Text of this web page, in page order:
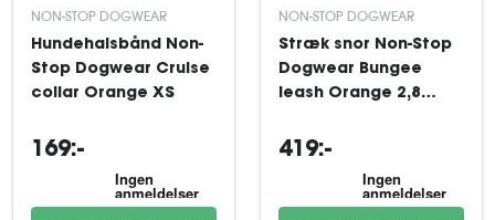
NON-STOP DOGWEAR
Hundehalsbånd Non-
Stop Dogwear Cruise
collar Orange XS
169:-
NON-STOP DOGWEAR
Stræk snor Non-Stop
Dogwear Bungee
leash Orange 2,8
419:-